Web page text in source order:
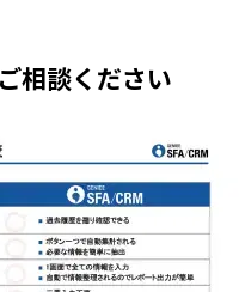
相談ください